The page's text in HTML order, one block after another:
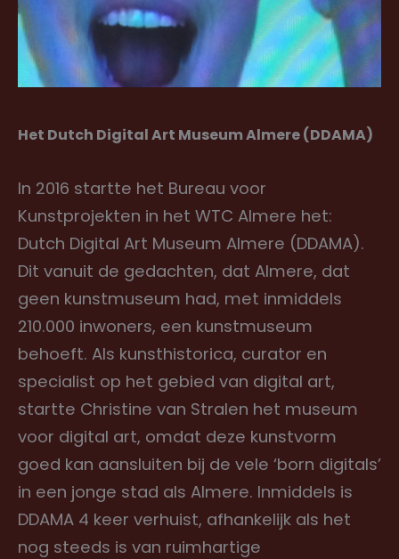
Het Dutch Digital Art Museum Almere (DDAMA)
In 2016 startte het Bureau voor
Kunstprojekten in het WTC Almere het:
Dutch Digital Art Museum Almere (DDAMA).
Dit vanuit de gedachten, dat Almere, dat
geen kunstmuseum had, met inmiddels
210.000 inwoners, een kunstmuseum
behoeft. Als kunsthistorica, curator en
specialist op het gebied van digital art,
startte Christine van Stralen het museum
voor digital art, omdat deze kunstvorm
goed kan aansluiten bij de vele ‘born digitals’
in een jonge stad als Almere. Inmiddels is
DDAMA 4 keer verhuist, afhankelijk als het
nog steeds is van ruimhartige